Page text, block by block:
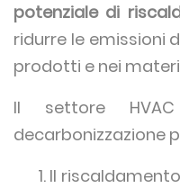
potenziale di
ridurre le emissioni
prodotti e nei
Il settore
decarbonizzazione
Il